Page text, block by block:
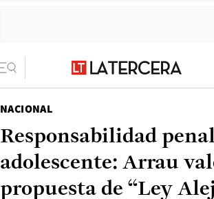
NACIONAL
Responsabilidad
adolescente: Arrau
propuesta de “Ley